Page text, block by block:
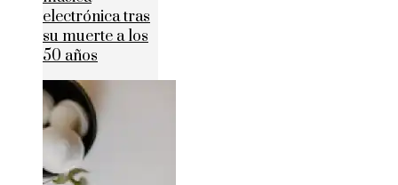
electrónica tras
su muerte a los
50 años